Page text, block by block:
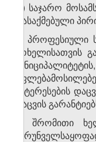
დ) საჯარო
დასაქმებული
ე)
მოხელისათვის
ინტერესების
დაცვის
ვ) შრომითი